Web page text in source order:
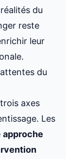
du
reste
leur
du
axes
Les
approche